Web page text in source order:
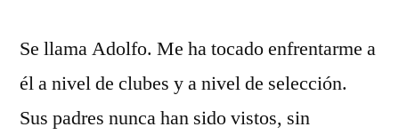
Se llama Adolfo. Me ha tocado enfrentarme a
él a nivel de clubes y a nivel de selección.
Sus padres nunca han sido vistos, sin